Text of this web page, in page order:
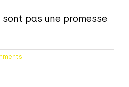
pas une promesse